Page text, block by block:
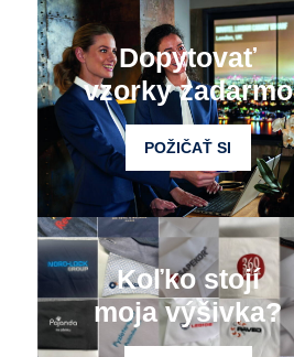
Dopytovať
vzorky zadarmo
POŽIČAŤ SI
Koľko stojí
moja výšivka?